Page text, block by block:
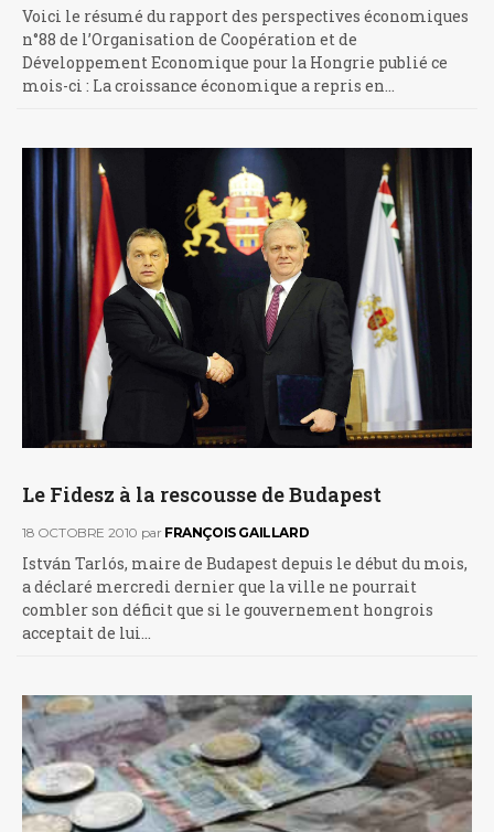
Voici le résumé du rapport des perspectives économiques
n°88 de l’Organisation de Coopération et de
Développement Economique pour la Hongrie publié ce
mois-ci : La croissance économique a repris en…
Le Fidesz à la rescousse de Budapest
18 OCTOBRE 2010 par FRANÇOIS GAILLARD
István Tarlós, maire de Budapest depuis le début du mois,
a déclaré mercredi dernier que la ville ne pourrait
combler son déficit que si le gouvernement hongrois
acceptait de lui…